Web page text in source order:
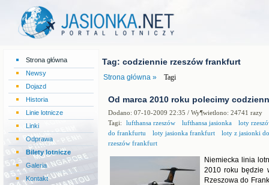
Strona główna
Newsy
Dojazd
Historia
Linie lotnicze
Linki
Odprawa
Bilety lotnicze
Galeria
Kontakt
Tag: codziennie rzeszów frankfurt
Strona główna » Tagi
Od marca 2010 roku polecimy
Dodano: 07-10-2009 22:35 / Wy¶wietlono: 24741 razy
Tagi:
lufthansa rzeszów lufthansa jasionka
loty
do frankfurtu
loty jasionka frankfurt
loty z jasionki
rzeszów frankfurt
Niemiecka linia
2010 roku będzie
Rzeszowa do